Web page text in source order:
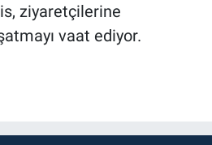
ziyaretçilerine
vaat ediyor.